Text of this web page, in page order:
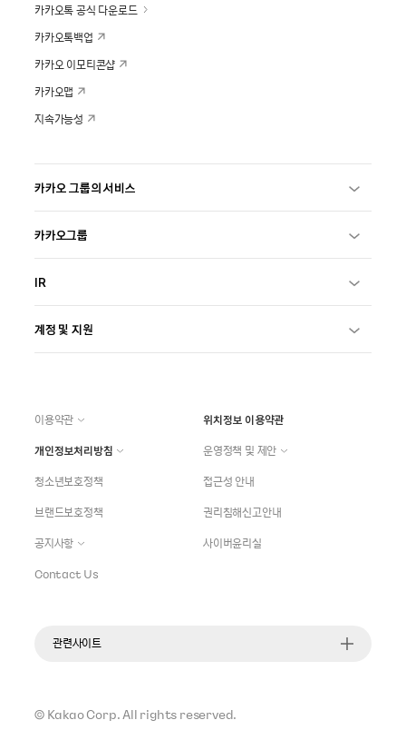
카카오톡 공식 다운로드
카카오톡백업
카카오 이모티콘샵
카카오맵
지속가능성
카카오 그룹의 서비스
카카오그룹
IR
계정 및 지원
이용약관
위치정보 이용약관
개인정보처리방침
운영정책 및 제안
청소년보호정책
접근성 안내
브랜드보호정책
권리침해신고안내
공지사항
사이버윤리실
Contact Us
관련사이트
© Kakao Corp.All rights reserved.